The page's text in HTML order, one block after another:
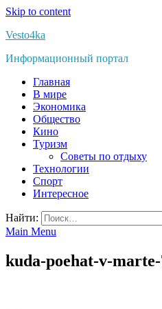
Skip to content
Vesto4ka
Информационный портал
Главная
В мире
Экономика
Общество
Кино
Туризм
Советы по отдыху
Технологии
Спорт
Интересное
Найти:
Main Menu
kuda-poehat-v-marte-